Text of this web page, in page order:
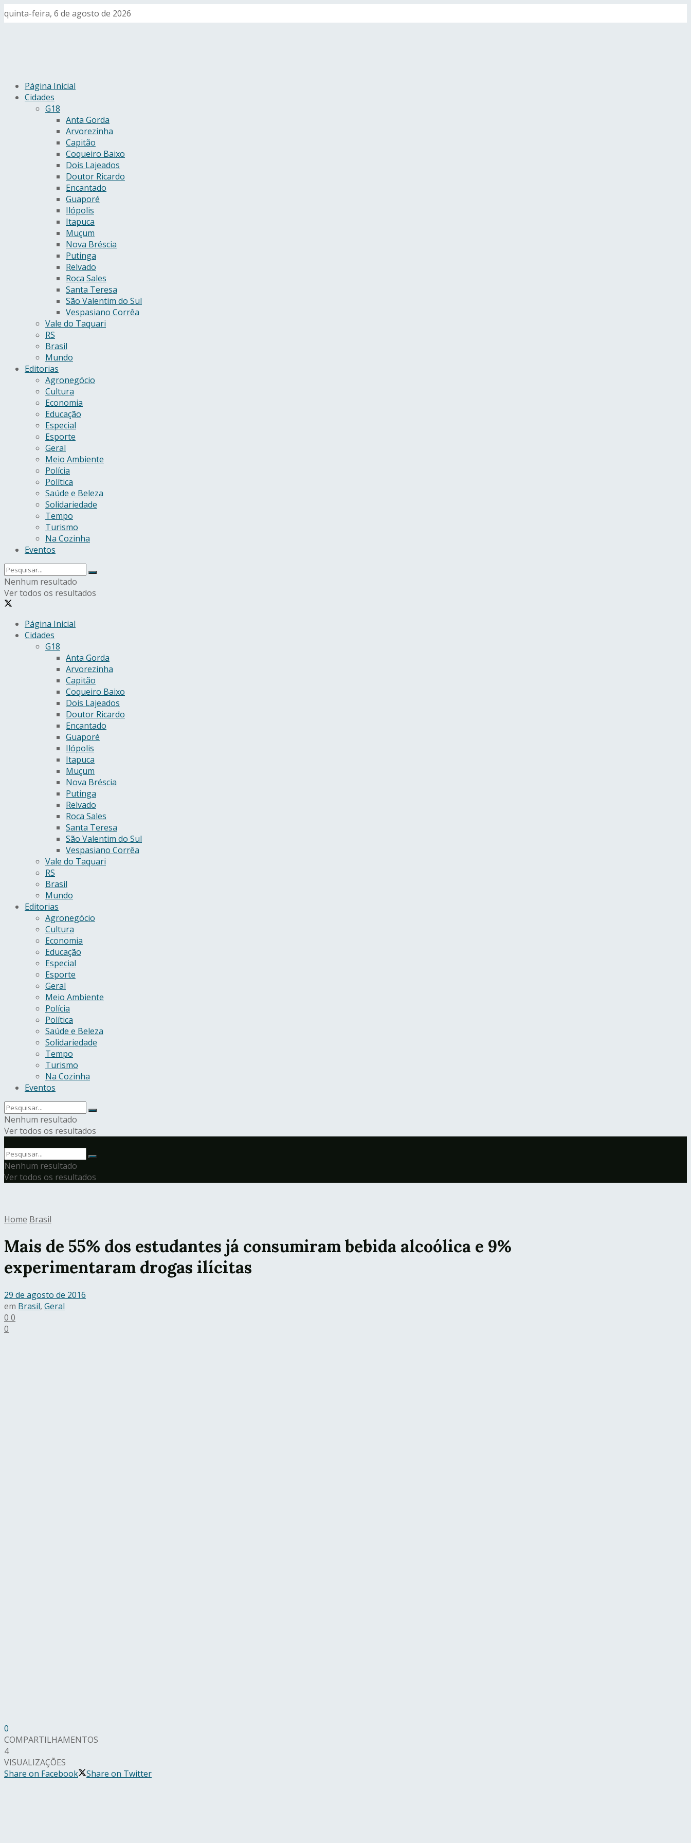
quinta-feira, 6 de agosto de 2026
Página Inicial
Cidades
G18
Anta Gorda
Arvorezinha
Capitão
Coqueiro Baixo
Dois Lajeados
Doutor Ricardo
Encantado
Guaporé
Ilópolis
Itapuca
Muçum
Nova Bréscia
Putinga
Relvado
Roca Sales
Santa Teresa
São Valentim do Sul
Vespasiano Corrêa
Vale do Taquari
RS
Brasil
Mundo
Editorias
Agronegócio
Cultura
Economia
Educação
Especial
Esporte
Geral
Meio Ambiente
Polícia
Política
Saúde e Beleza
Solidariedade
Tempo
Turismo
Na Cozinha
Eventos
Nenhum resultado
Ver todos os resultados
Página Inicial
Cidades
G18
Anta Gorda
Arvorezinha
Capitão
Coqueiro Baixo
Dois Lajeados
Doutor Ricardo
Encantado
Guaporé
Ilópolis
Itapuca
Muçum
Nova Bréscia
Putinga
Relvado
Roca Sales
Santa Teresa
São Valentim do Sul
Vespasiano Corrêa
Vale do Taquari
RS
Brasil
Mundo
Editorias
Agronegócio
Cultura
Economia
Educação
Especial
Esporte
Geral
Meio Ambiente
Polícia
Política
Saúde e Beleza
Solidariedade
Tempo
Turismo
Na Cozinha
Eventos
Nenhum resultado
Ver todos os resultados
Nenhum resultado
Ver todos os resultados
Home Brasil
Mais de 55% dos estudantes já consumiram bebida alcoólica e 9%
experimentaram drogas ilícitas
29 de agosto de 2016
em Brasil, Geral
0 0
0
0
COMPARTILHAMENTOS
4
VISUALIZAÇÕES
Share on Facebook
Share on Twitter